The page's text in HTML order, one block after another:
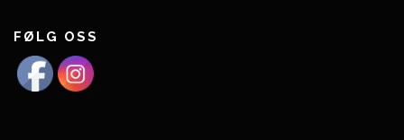
FØLG OSS